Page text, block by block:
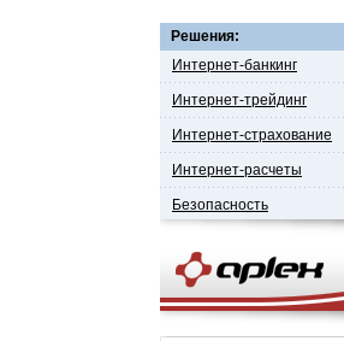
Решения:
Интернет-банкинг
Интернет-трейдинг
Интернет-страхование
Интернет-расчеты
Безопасность